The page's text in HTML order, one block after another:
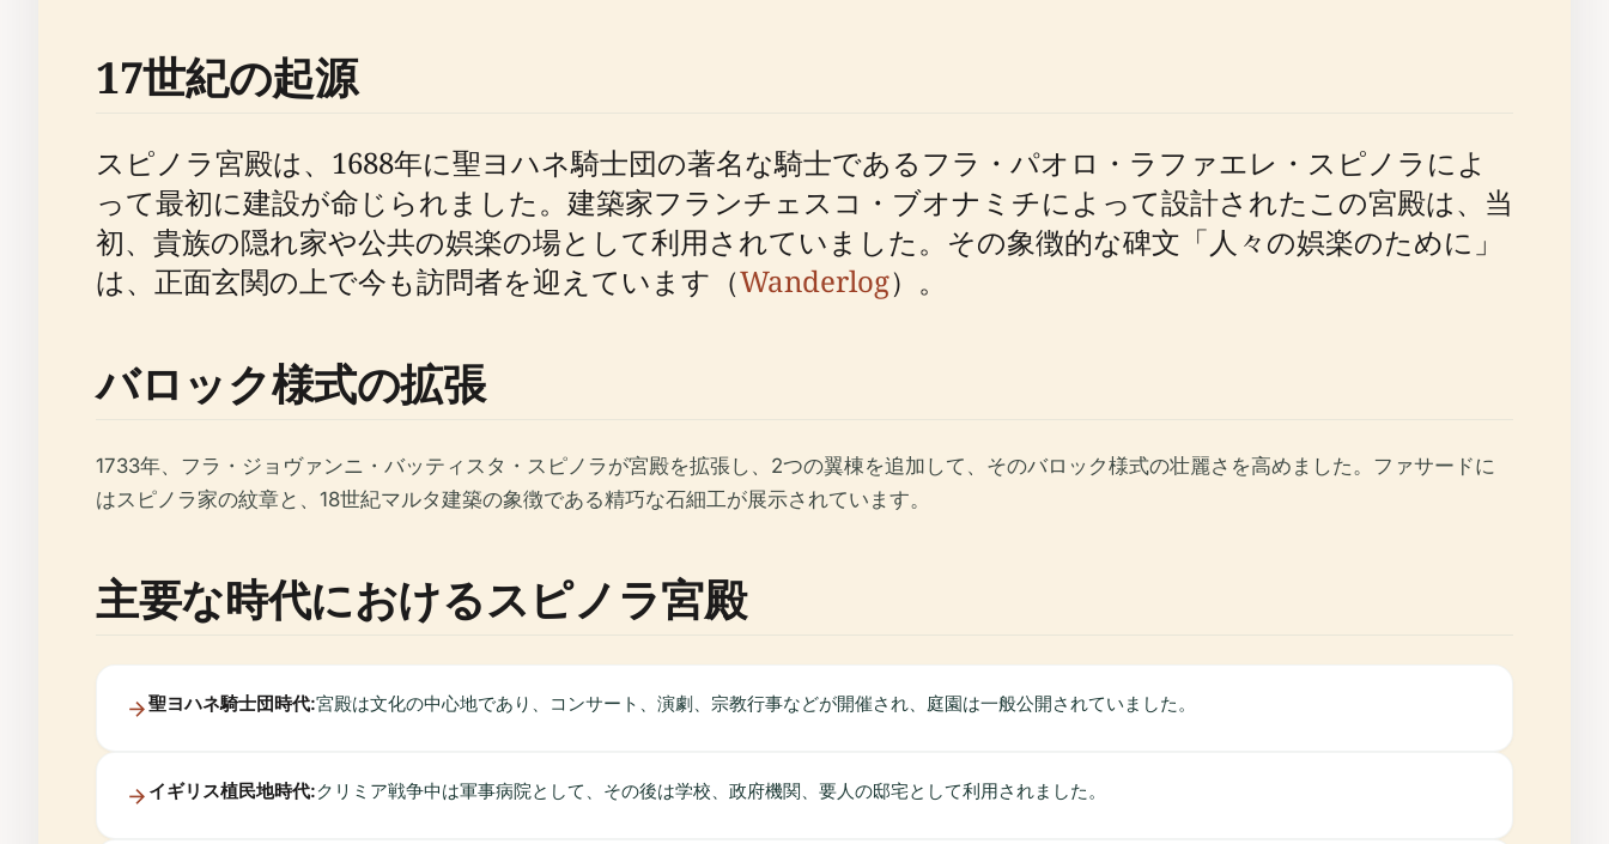
17世紀の起源
スピノラ宮殿は、1688年に聖ヨハネ騎士団の著名な騎士であるフラ・パオロ・ラファエレ・スピノラによ
って最初に建設が命じられました。建築家フランチェスコ・ブオナミチによって設計されたこの宮殿は、当
初、貴族の隠れ家や公共の娯楽の場として利用されていました。その象徴的な碑文「人々の娯楽のために」
は、正面玄関の上で今も訪問者を迎えています（Wanderlog）。
バロック様式の拡張
1733年、フラ・ジョヴァンニ・バッティスタ・スピノラが宮殿を拡張し、2つの翼棟を追加して、そのバロック様式の壮麗さを高めました。ファサードに
はスピノラ家の紋章と、18世紀マルタ建築の象徴である精巧な石細工が展示されています。
主要な時代におけるスピノラ宮殿
聖ヨハネ騎士団時代:宮殿は文化の中心地であり、コンサート、演劇、宗教行事などが開催され、庭園は一般公開されていました。
イギリス植民地時代:クリミア戦争中は軍事病院として、その後は学校、政府機関、要人の邸宅として利用されました。